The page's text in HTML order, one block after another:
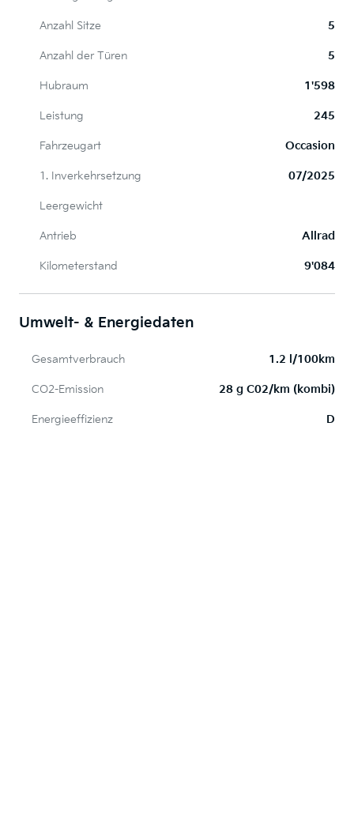
Anzahl Sitze 5
Anzahl der Türen 5
Hubraum 1'598
Leistung 245
Fahrzeugart Occasion
1. Inverkehrsetzung 07/2025
Leergewicht
Antrieb Allrad
Kilometerstand 9'084
Umwelt- & Energiedaten
Gesamtverbrauch 1.2 l/100km
CO2-Emission 28 g C02/km (kombi)
Energieeffizienz D